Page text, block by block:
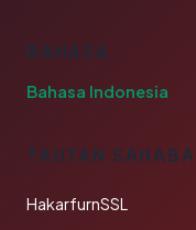
BAHASA
Bahasa Indonesia
TAUTAN
HakarfurnSSL